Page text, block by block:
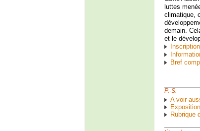
luttes
climatique,
demain.
et le
Bref
P.-S.
A voir
Rubrique